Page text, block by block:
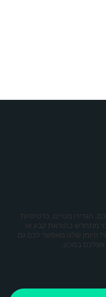
הגדירו מנויים, כרטיסיות
מתחדש בהוראת קבע או
היומן שלנו מאפשר לכם גם
אצלכם במכון.